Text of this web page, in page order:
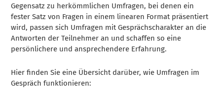
Gegensatz zu herkömmlichen Umfragen, bei denen ein
fester Satz von Fragen in einem linearen Format präsentiert
wird, passen sich Umfragen mit Gesprächscharakter an die
Antworten der Teilnehmer an und schaffen so eine
persönlichere und ansprechendere Erfahrung.
Hier finden Sie eine Übersicht darüber, wie Umfragen im
Gespräch funktionieren: